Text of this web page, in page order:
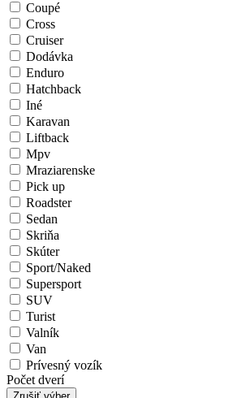
Coupé
Cross
Cruiser
Dodávka
Enduro
Hatchback
Iné
Karavan
Liftback
Mpv
Mraziarenske
Pick up
Roadster
Sedan
Skriňa
Skúter
Sport/Naked
Supersport
SUV
Turist
Valník
Van
Prívesný vozík
Počet dverí